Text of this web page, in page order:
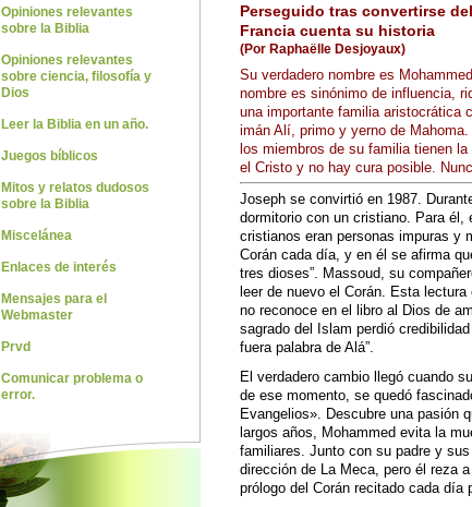
Perseguido tras convertirse
Francia cuenta su historia
(Por Raphaëlle Desjoyaux)
Su verdadero nombre es
nombre es sinónimo de influencia,
una importante familia aristocrática
imán Alí, primo y yerno de
los miembros de su familia tienen
el Cristo y no hay cura posible.
Joseph se convirtió en 1987.
dormitorio con un cristiano. Para él,
cristianos eran personas impuras y
Corán cada día, y en él se afirma
tres dioses”. Massoud, su
leer de nuevo el Corán. Esta
no reconoce en el libro al Dios de
sagrado del Islam perdió
fuera palabra de Alá”.
El verdadero cambio llegó cuando
de ese momento, se quedó
Evangelios». Descubre una pasión
largos años, Mohammed evita la
familiares. Junto con su padre y
dirección de La Meca, pero él reza
prólogo del Corán recitado cada día
Opiniones relevantes
sobre la Biblia
Opiniones relevantes
sobre ciencia, filosofía y
Dios
Leer la Biblia en un año.
Juegos bíblicos
Mitos y relatos dudosos
sobre la Biblia
Miscelánea
Enlaces de interés
Mensajes para el
Webmaster
Prvd
Comunicar problema o
error.